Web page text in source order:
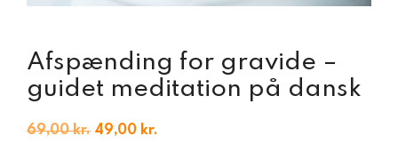
Afspænding for gravide –
guidet meditation på dansk
69,00kr. Den
49,00 kr.